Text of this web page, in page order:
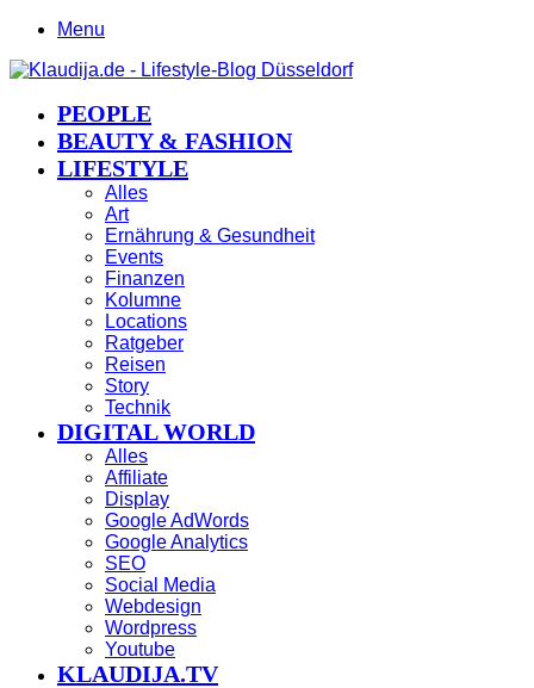
Menu
PEOPLE
BEAUTY & FASHION
LIFESTYLE
Alles
Art
Ernährung & Gesundheit
Events
Finanzen
Kolumne
Locations
Ratgeber
Reisen
Story
Technik
DIGITAL WORLD
Alles
Affiliate
Display
Google AdWords
Google Analytics
SEO
Social Media
Webdesign
Wordpress
Youtube
KLAUDIJA.TV